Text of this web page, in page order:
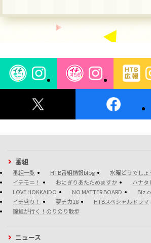
番組
番組一覧 HTB番組情報blog 水曜どうでしょ
イチモニ！
おにぎりあたためますか
ハナタ
LOVE HOKKAIDO
NO MATTER BOARD
イチ盛り！
夢チカ18 HTBスペシャルドラマ
錦鯉が行く！のりのり散歩
ニュース